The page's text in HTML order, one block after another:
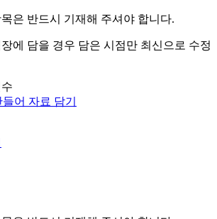
은 반드시 기재해 주셔야 합니다.
에 담을 경우 담은 시점만 최신으로 수정
어 자료 담기